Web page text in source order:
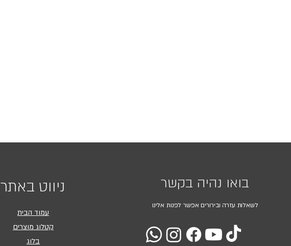
ניווט באתר
עמוד הבית
קטלוג מוצרים
בלוג
בואו נהיה בקשר
לשאלות עזרה ובירורים אפשר לפנות אלינו